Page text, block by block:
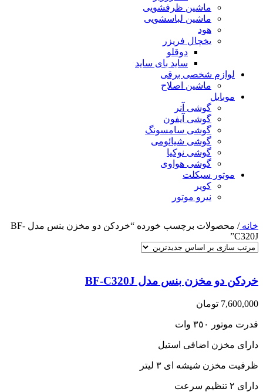
ماشین ظرفشویی
ماشین لباسشویی
هود
یخچال فریزر
دوقلو
ساید بای ساید
لوازم شخصی برقی
ماشین اصلاح
موبایل
گوشی آنر
گوشی آیفون
گوشی سامسونگ
گوشی شیائومی
گوشی نوکیا
گوشی هواوی
موتور سیکلت
کویر
نیرو موتور
خانه/
محصولات برچسب خورده “خردکن دو مخزن بنس مدل BF-
C320J”
خردکن دو مخزن بنس مدل BF-C320J
7,600,000 تومان
قدرت موتور ٣٥٠ وات
دارای مخزن اضافی استیل
ظرفیت مخزن شیشه ای ٣ لیتر
دارای ٢ تنظیم سرعت